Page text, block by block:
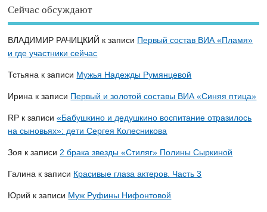
Сейчас обсуждают
ВЛАДИМИР РАЧИЦКИЙ к записи Первый состав ВИА «Пламя»
и где участники сейчас
Тстьяна к записи Мужья Надежды Румянцевой
Ирина к записи Первый и золотой составы ВИА «Синяя птица»
RP к записи«Бабушкино и дедушкино воспитание отразилось
на сыновьях»: дети Сергея Колесникова
Зоя к записи2 брака звезды «Стиляг» Полины Сыркиной
Галина к записи Красивые глаза актеров. Часть 3
Юрий к записи Муж Руфины Нифонтовой